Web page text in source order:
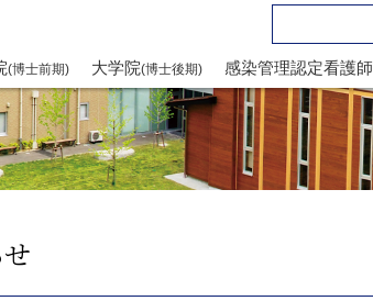
(博士前期) 大学院(博士後期) 感染管理認定看護師